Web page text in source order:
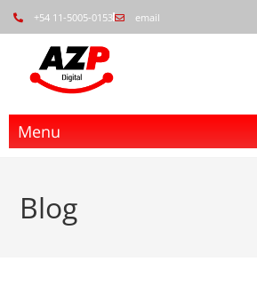
+54 11-5005-0153 email
Menu
Blog